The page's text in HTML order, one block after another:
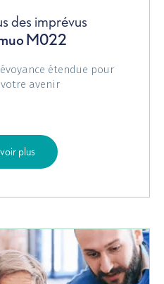
des imprévus
M022
étendue pour
avenir
plussur Premuo M022